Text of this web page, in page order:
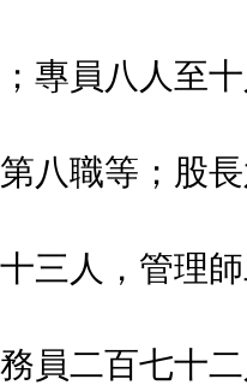
專員八人至
八職等；股
三人，管理
員二百七十